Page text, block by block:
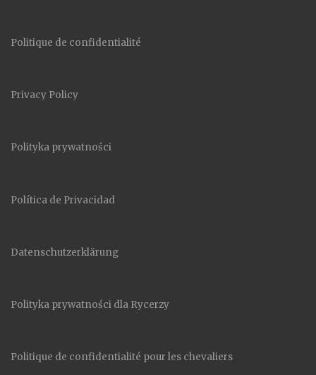
Politique de confidentialité
Privacy Policy
Polityka prywatności
Política de Privacidad
Datenschutzerklärung
Polityka prywatności dla Rycerzy
Politique de confidentialité pour les chevaliers